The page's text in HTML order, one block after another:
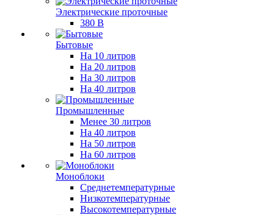
Электрические проточные
380 В
Бытовые
На 10 литров
На 20 литров
На 30 литров
На 40 литров
Промышленные
Менее 30 литров
На 40 литров
На 50 литров
На 60 литров
Моноблоки
Среднетемпературные
Низкотемпературные
Высокотемпературные